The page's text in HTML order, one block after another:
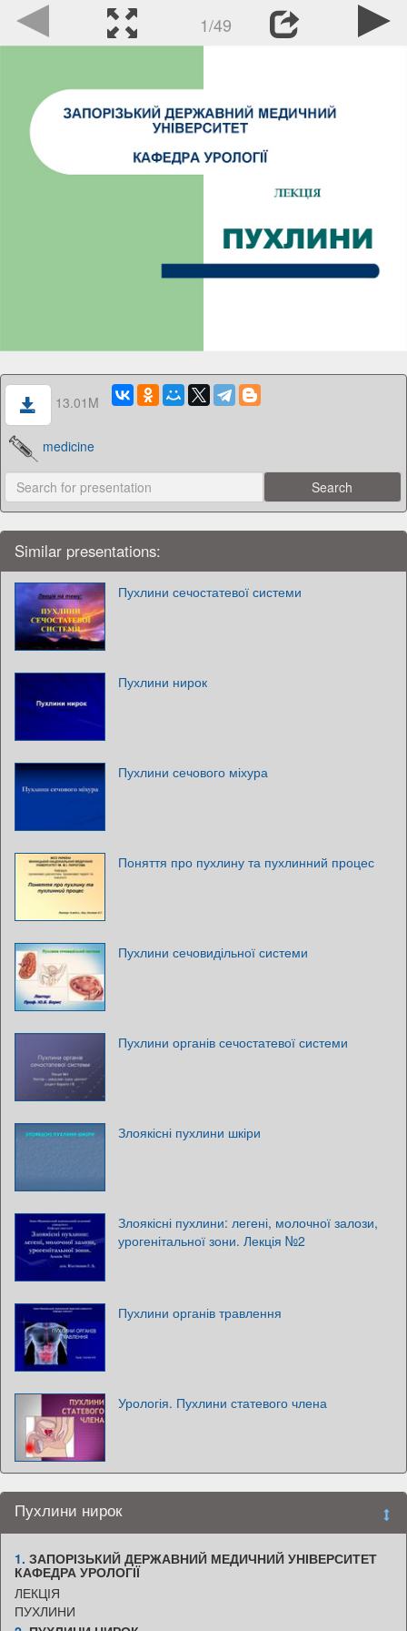
1/49
13.01M
medicine
Similar presentations:
Пухлини сечостатевої системи
Пухлини нирок
Пухлини сечового міхура
Поняття про пухлину та пухлинний процес
Пухлини сечовидільної системи
Пухлини органів сечостатевої системи
Злоякісні пухлини шкіри
Злоякісні пухлини: легені, молочної залози,
урогенітальної зони. Лекція №2
Пухлини органів травлення
Урологія. Пухлини статевого члена
Пухлини нирок
1. ЗАПОРІЗЬКИЙ ДЕРЖАВНИЙ МЕДИЧНИЙ УНІВЕРСИТЕТ
КАФЕДРА УРОЛОГІЇ
ЛЕКЦІЯ
ПУХЛИНИ